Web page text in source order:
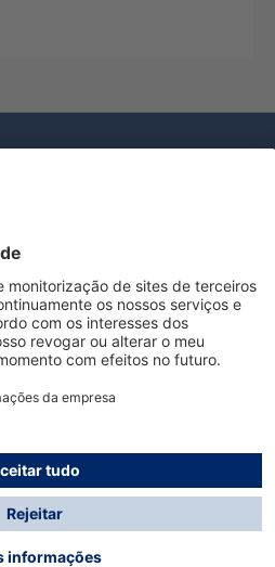
Dräger
2024
mais
se não for indicado o